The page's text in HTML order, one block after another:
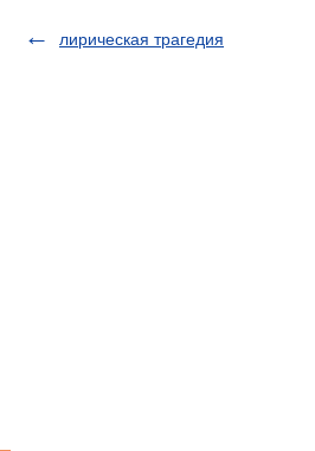
лирическая трагедия